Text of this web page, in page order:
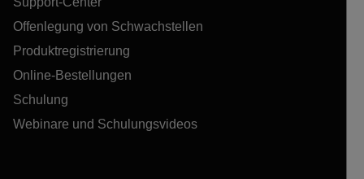
Offenlegung von Schwachstellen
Produktregistrierung
Online-Bestellungen
Schulung
Webinare und Schulungsvideos